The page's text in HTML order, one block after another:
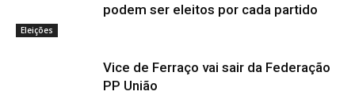
Eleições
podem ser eleitos por cada partido
Vice de Ferraço vai sair da Federação
PP União